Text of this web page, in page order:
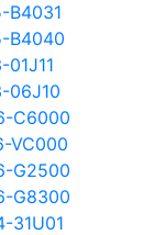
B4031
B4040
06J10
C6000
VC000
G2500
G8300
31U01